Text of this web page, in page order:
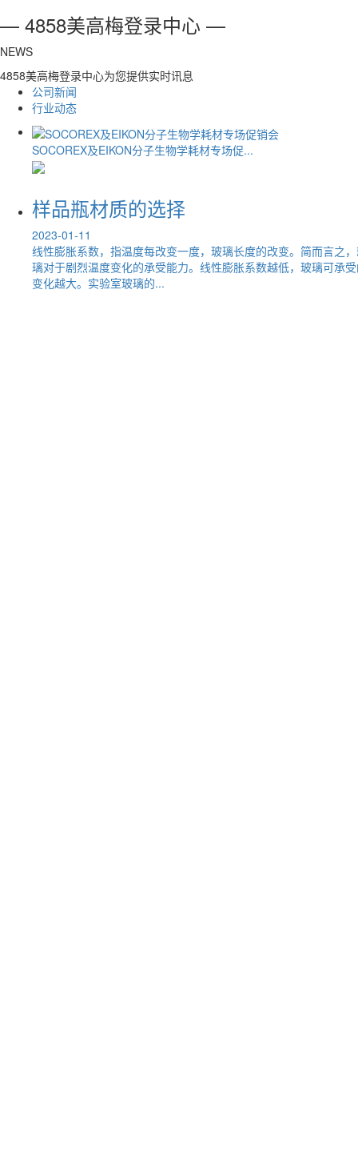
— 4858美高梅登录中心 —
NEWS
4858美高梅登录中心为您提供实时讯息
公司新闻
行业动态
SOCOREX及EIKON分子生物学耗材专场促...
样品瓶材质的选择
2023-01-11
线性膨胀系数，指温度每改变一度，玻璃长度的改变。简而言之
璃对于剧烈温度变化的承受能力。线性膨胀系数越低，玻璃可承
变化越大。实验室玻璃的...